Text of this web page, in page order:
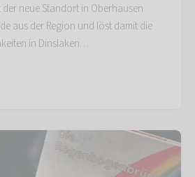
neue Standort in Oberhausen
aus der Region und löst damit die
in Dinslaken…